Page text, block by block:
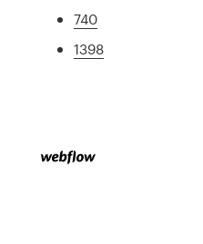
740
1398